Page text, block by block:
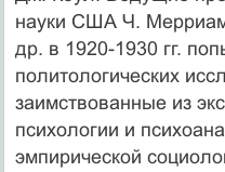
науки США Ч.
др. в 1920-1930 гг.
политологических
заимствованные из
психологии и
эмпирической